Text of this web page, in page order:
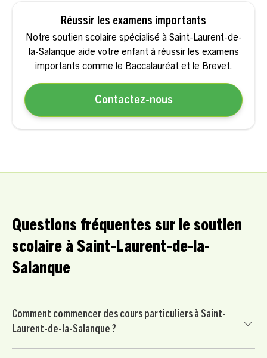
Réussir les examens importants
Notre soutien scolaire spécialisé à Saint-Laurent-de-
la-Salanque aide votre enfant à réussir les examens
importants comme le Baccalauréat et le Brevet.
Contactez-nous
Questions fréquentes sur le soutien
scolaire à Saint-Laurent-de-la-
Salanque
Comment commencer des cours particuliers à Saint-
Laurent-de-la-Salanque ?